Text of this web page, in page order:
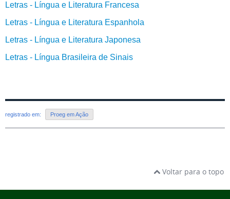
Letras - Língua e Literatura Francesa
Letras - Língua e Literatura Espanhola
Letras - Língua e Literatura Japonesa
Letras - Língua Brasileira de Sinais
registrado em: Proeg em Ação
Voltar para o topo